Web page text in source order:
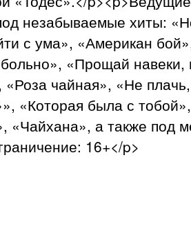
незабываемые хиты:
с ума», «Американ
«Прощай навеки,
чайная», «Не
«Которая была с
а также под
16+</p>